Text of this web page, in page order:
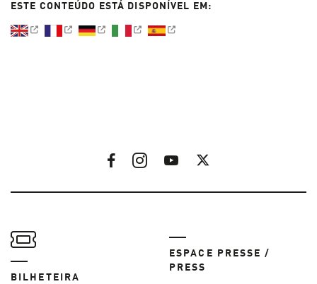
ESTE CONTEÚDO ESTÁ DISPONÍVEL EM:
BILHETEIRA
ESPACE PRESSE /
PRESS